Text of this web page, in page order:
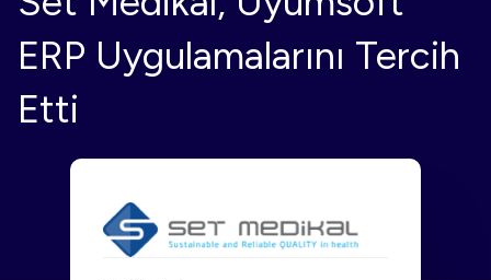
ERP Uygulamalarını Tercih
Etti